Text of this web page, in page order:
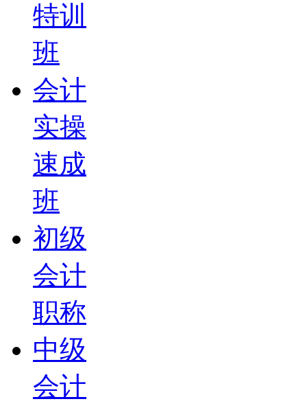
特训
班
会计
实操
速成
班
初级
会计
职称
中级
会计